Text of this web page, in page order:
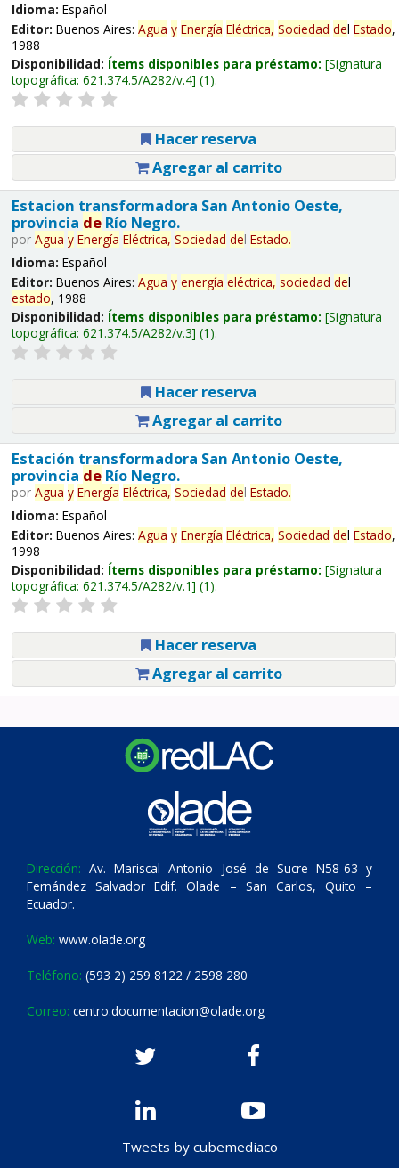
Idioma: Español
Editor: Buenos Aires: Agua y Energía Eléctrica, Sociedad del Estado,
1988
Disponibilidad: Ítems disponibles para préstamo: Signatura
topográfica: 621.374.5/A282/v.4 (1).
Hacer reserva
Agregar al carrito
Estacion transformadora San Antonio Oeste,
provincia deRío Negro.
por Agua y Energía Eléctrica, Sociedad del Estado.
Idioma: Español
Editor: Buenos Aires: Agua y energía eléctrica, sociedad del
estado, 1988
Disponibilidad: Ítems disponibles para préstamo: Signatura
topográfica: 621.374.5/A282/v.3 (1).
Hacer reserva
Agregar al carrito
Estación transformadora San Antonio Oeste,
provincia deRío Negro.
por Agua y Energía Eléctrica, Sociedad del Estado.
Idioma: Español
Editor: Buenos Aires: Agua y Energía Eléctrica, Sociedad del Estado,
1998
Disponibilidad: Ítems disponibles para préstamo: Signatura
topográfica: 621.374.5/A282/v.1 (1).
Hacer reserva
Agregar al carrito
Dirección: Av. Mariscal Antonio José de Sucre N58-63 y
Fernández Salvador Edif. Olade – San Carlos, Quito –
Ecuador.
Web: www.olade.org
Teléfono: (593 2) 259 8122 / 2598 280
Correo: centro.documentacion@olade.org
Tweets by cubemediaco